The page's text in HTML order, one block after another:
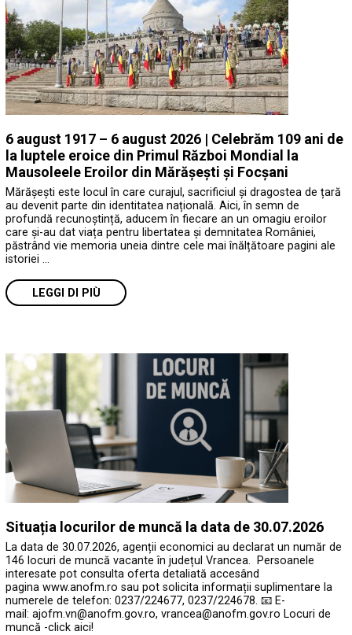
6 august 1917 – 6 august 2026 | Celebrăm 109 ani de
la luptele eroice din Primul Război Mondial la
Mausoleele Eroilor din Mărășești și Focșani
Mărășești este locul în care curajul, sacrificiul și dragostea de țară
au devenit parte din identitatea națională. Aici, în semn de
profundă recunoștință, aducem în fiecare an un omagiu eroilor
care și-au dat viața pentru libertatea și demnitatea României,
păstrând vie memoria uneia dintre cele mai înălțătoare pagini ale
istoriei …
LEGGI DI PIÙ
Situația locurilor de muncă la data de 30.07.2026
La data de 30.07.2026, agenții economici au declarat un număr de
146 locuri de muncă vacante în județul Vrancea. Persoanele
interesate pot consulta oferta detaliată accesând
pagina www.anofm.ro sau pot solicita informații suplimentare la
numerele de telefon: 0237/224677, 0237/224678. 📧 E-
mail: ajofm.vn@anofm.gov.ro, vrancea@anofm.gov.ro Locuri de
muncă -click aici!